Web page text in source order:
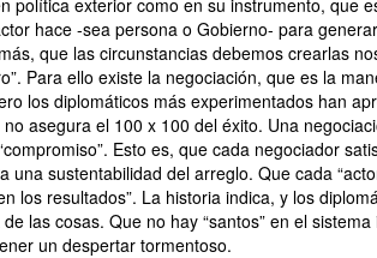
política exterior como en su instrumento, que
hace -sea persona o Gobierno- para
que las circunstancias debemos crearlas
Para ello existe la negociación, que es la
los diplomáticos más experimentados han
asegura el 100 x 100 del éxito. Una
Esto es, que cada negociador
sustentabilidad del arreglo. Que cada
los resultados”. La historia indica, y los
las cosas. Que no hay “santos” en el
un despertar tormentoso.